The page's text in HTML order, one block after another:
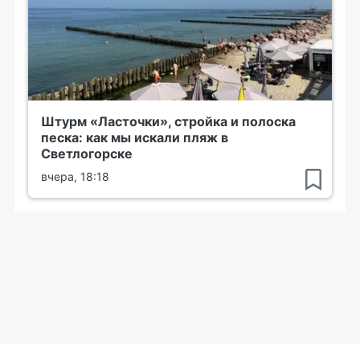
Штурм «Ласточки», стройка и полоска
песка: как мы искали пляж в
Светлогорске
вчера, 18:18